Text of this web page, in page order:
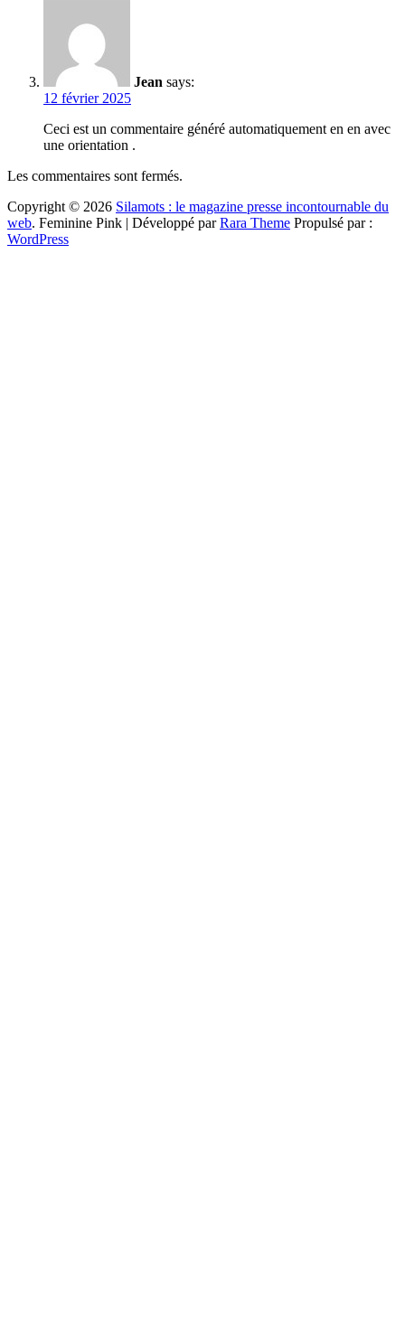
Jean says:
12 février 2025
Ceci est un commentaire généré automatiquement en en avec
une orientation .
Les commentaires sont fermés.
Copyright © 2026 Silamots : le magazine presse incontournable du
web. Feminine Pink | Développé parRara Theme Propulsé par :
WordPress